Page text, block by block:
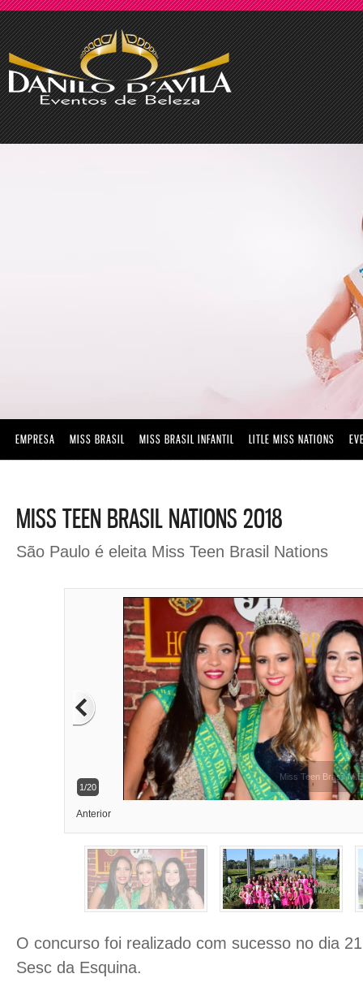
EMPRESA MISS BRASIL MISS BRASIL INFANTIL LITLE MISS NATIONS
MISS TEEN BRASIL NATIONS 2018
São Paulo é eleita Miss Teen Brasil Nations
1/20
Anterior
O concurso foi realizado com sucesso no dia
Sesc da Esquina.